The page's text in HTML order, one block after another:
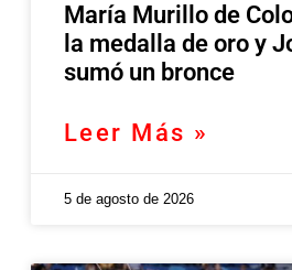
María Murillo de
la medalla de oro y
sumó un bronce
Leer Más »
5 de agosto de 2026